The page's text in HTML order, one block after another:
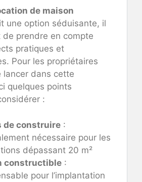
de maison
une option séduisante, il
prendre en compte
pratiques et
Pour les propriétaires
lancer dans cette
quelques points
:
de construire :
nécessaire pour les
dépassant 20 m²
constructible :
pour l’implantation